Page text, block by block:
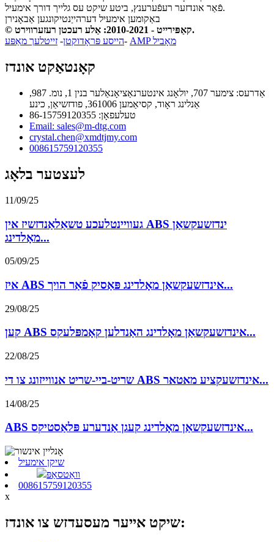
פֿאַר אונדזער רעפֿערענץ, ביטע שיקט עס גלייך דורך אימעיל.
באַקומען אימעיל דערהייַנטיקונגען אַבאָנירן
© קאַפּירייט - 2010-2021: אַלע רעכטן רעזערווירט.
הייסע פּראָדוקטן- זייטלעך מאַפּע - AMP מאָביל
קאָנטאַקט אונדז
אַדרעס: צימער 707, יולאָנג אינטערנאַציאָנאַלער בנין 1, נומ. 987,
אַנלינג ראָוד, קסיאַמען 361006, פודזשיאַן, כינע
טעלעפאָן: 86-15759120355
Email: sales@m-dtg.com
crystal.chen@xmdtjmy.com
008615759120355
לעצטער בלאָג
11/09/25
געוויינטלעכע טשאַלאַנדזשיז אין ABS ינדזשעקשאַן
מאָלדינג...
05/09/25
איז ABS אינדזשעקשאַן מאָלדינג פּאַסיק פֿאַר הויך...
29/08/25
קען ABS אינדזשעקשאַן מאָלדינג האַנדלען קאָמפּלעקס...
22/08/25
שריט-ביי-שריט אנווייזונג צו די ABS אינדזשעקציע מאטאר...
14/08/25
ABS אינדזשעקשאַן מאָלדינג קעגן אַנדערע פּלאַסטיקס...
שיקן אימעיל
וואַטסאַפּ
008615759120355
x
שיקט אייער מעסעדזש צו אונדז: